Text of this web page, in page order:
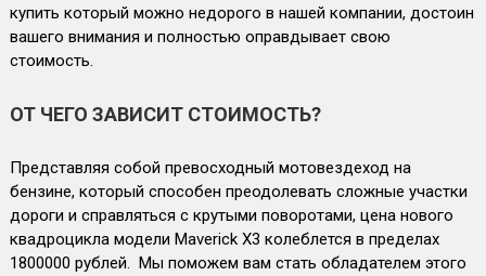
купить который можно недорого в нашей компании, достоин
вашего внимания и полностью оправдывает свою
стоимость.
ОТ ЧЕГО ЗАВИСИТ СТОИМОСТЬ?
Представляя собой превосходный мотовездеход на
бензине, который способен преодолевать сложные участки
дороги и справляться с крутыми поворотами, цена нового
квадроцикла модели Maverick X3 колеблется в пределах
1800000 рублей. Мы поможем вам стать обладателем этого